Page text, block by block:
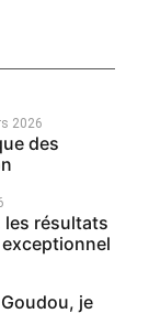
2026
des
les résultats
je